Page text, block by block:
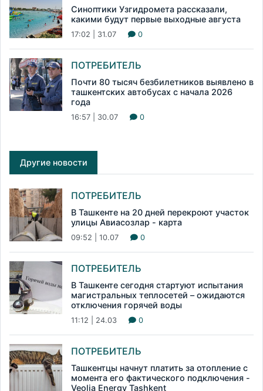
Синоптики Узгидромета рассказали,
какими будут первые выходные августа
17:02 | 31.07 0
ПОТРЕБИТЕЛЬ
Почти 80 тысяч безбилетников выявлено в
ташкентских автобусах с начала 2026
года
16:57 | 30.07 0
Другие новости
ПОТРЕБИТЕЛЬ
В Ташкенте на 20 дней перекроют участок
улицы Авиасозлар - карта
09:52 | 10.07 0
ПОТРЕБИТЕЛЬ
В Ташкенте сегодня стартуют испытания
магистральных теплосетей – ожидаются
отключения горячей воды
11:12 | 24.03 0
ПОТРЕБИТЕЛЬ
Ташкентцы начнут платить за отопление с
момента его фактического подключения -
Veolia Energy Tashkent